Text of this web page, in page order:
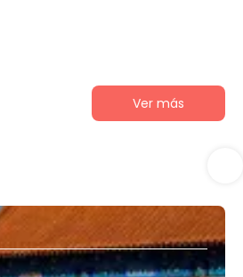
Ver más